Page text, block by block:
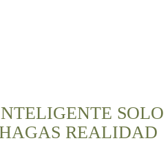
SOLO
REALIDAD